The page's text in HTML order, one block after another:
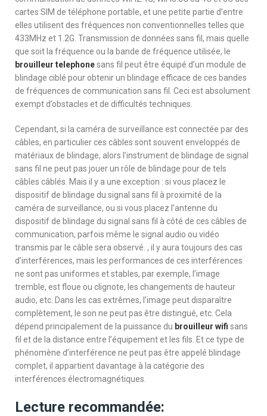
cartes SIM de téléphone portable, et une petite partie d’entre
elles utilisent des fréquences non conventionnelles telles que
433MHz et 1.2G. Transmission de données sans fil, mais quelle
que soit la fréquence ou la bande de fréquence utilisée, le
brouilleur telephonesans fil peut être équipé d’un module de
blindage ciblé pour obtenir un blindage efficace de ces bandes
de fréquences de communication sans fil. Ceci est absolument
exempt d’obstacles et de difficultés techniques.
Cependant, si la caméra de surveillance est connectée par des
câbles, en particulier ces câbles sont souvent enveloppés de
matériaux de blindage, alors l’instrument de blindage de signal
sans fil ne peut pas jouer un rôle de blindage pour de tels
câbles câblés. Mais il y a une exception : si vous placez le
dispositif de blindage du signal sans fil à proximité de la
caméra de surveillance, ou si vous placez l’antenne du
dispositif de blindage du signal sans fil à côté de ces câbles de
communication, parfois même le signal audio ou vidéo
transmis par le câble sera observé. , il y aura toujours des cas
d’interférences, mais les performances de ces interférences
ne sont pas uniformes et stables, par exemple, l’image
tremble, est floue ou clignote, les changements de hauteur
audio, etc. Dans les cas extrêmes, l’image peut disparaître
complètement, le son ne peut pas être distingué, etc. Cela
dépend principalement de la puissance du brouilleur wifi sans
fil et de la distance entre l’équipement et les fils. Et ce type de
phénomène d’interférence ne peut pas être appelé blindage
complet, il appartient davantage à la catégorie des
interférences électromagnétiques.
Lecture recommandée: